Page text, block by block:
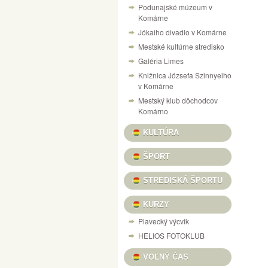
NÁVŠTEVNÝ PORIADOK PEVNOSTI V
VÝSTAVA „125 ROKOV VÝROBY LODÍ V
VILLA CAMARUM / ZICHY-PONT
PONUKA KULTÚRNYCH PROGRAMOV /
DOM MATICE SLOVENSKEJ / SLOVENSKÍ
VÝSTAVA ŽELEZNIČNÝCH MODELOV
INFORMAČNÝ PORTÁL PEVNOSTNÉHO
HANGULATOK FOTOVÝSTAVA FERENCZI
Podunajské múzeum v
Komárne
Jókaiho divadlo v Komárne
Mestské kultúrne stredisko
Galéria Limes
Knižnica Józsefa Szinnyeiho
v Komárne
Mestský klub dôchodcov
Komárno
KULTÚRA
ŠPORT
STREDISKÁ ŠPORTU
KURZY
Plavecký výcvik
HELIOS FOTOKLUB
VOĽNÝ ČAS